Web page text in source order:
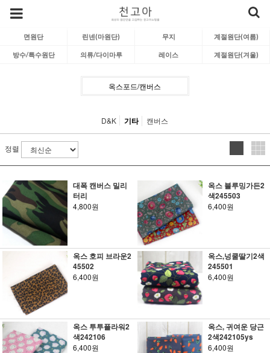
면원단 린넨(마원단) 무지 계절원단(여름)
방수/특수원단 의류/다이마루 레이스 계절원단(겨울)
옥스포드/캔버스
D&K 기타 캔버스
정렬
대폭 캔버스 밀리
터리
4,800원
옥스 블루밍가든2
색245503
6,400원
옥스 호피 브라운2
45502
6,400원
옥스,넝쿨딸기2색
245501
6,400원
옥스 투투플라워2
색242106
6,400원
옥스, 귀여운 당근
2색242105ys
6,400원